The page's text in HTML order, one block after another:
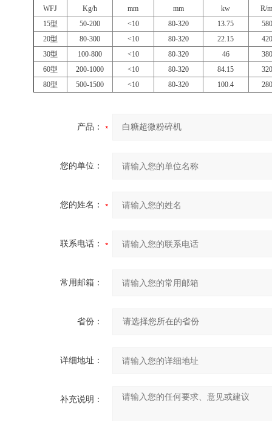
WFJ
Kg/h
mm
mm
kw
R/
15型
50-200 <10 80-320 13.75
20型
80-300 <10 80-320 22.15
30型
100-800 <10 80-320 46
60型
200-1000 <10 80-320 84.15
80型
500-1500 <10 80-320 100.4
产品：
您的单位：
您的姓名：
联系电话：
常用邮箱：
省份：
详细地址：
补充说明：